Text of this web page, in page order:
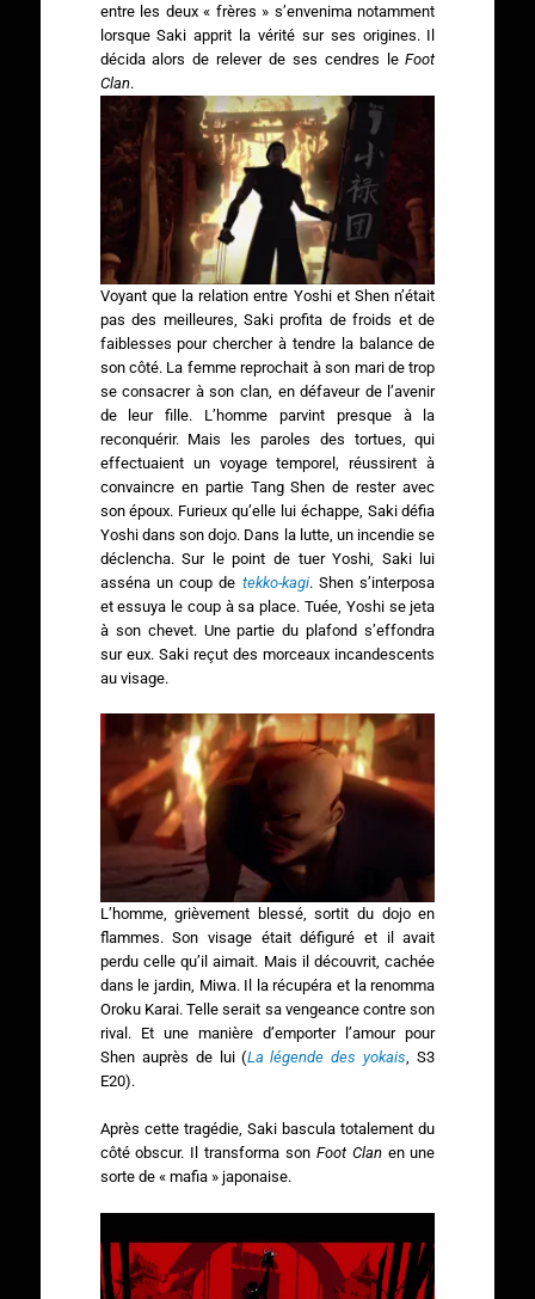
entre les deux « frères » s’envenima notamment
lorsque Saki apprit la vérité sur ses origines. Il
décida alors de relever de ses cendres leFoot
Clan.
Voyant que la relation entre Yoshi et Shen n’était
pas des meilleures, Saki profita de froids et de
faiblesses pour chercher à tendre la balance de
son côté. La femme reprochait à son mari de trop
se consacrer à son clan, en défaveur de l’avenir
de leur fille. L’homme parvint presque à la
reconquérir. Mais les paroles des tortues, qui
effectuaient un voyage temporel, réussirent à
convaincre en partie Tang Shen de rester avec
son époux. Furieux qu’elle lui échappe, Saki défia
Yoshi dans son dojo. Dans la lutte, un incendie se
déclencha. Sur le point de tuer Yoshi, Saki lui
asséna un coup de tekko-kagi. Shen s’interposa
et essuya le coup à sa place. Tuée, Yoshi se jeta
à son chevet. Une partie du plafond s’effondra
sur eux. Saki reçut des morceaux incandescents
au visage.
L’homme, grièvement blessé, sortit du dojo en
flammes. Son visage était défiguré et il avait
perdu celle qu’il aimait. Mais il découvrit, cachée
dans le jardin, Miwa. Il la récupéra et la renomma
Oroku Karai. Telle serait sa vengeance contre son
rival. Et une manière d’emporter l’amour pour
Shen auprès de lui (La légende des yokais, S3
E20).
Après cette tragédie, Saki bascula totalement du
côté obscur. Il transforma son Foot Clan en une
sorte de « mafia » japonaise.